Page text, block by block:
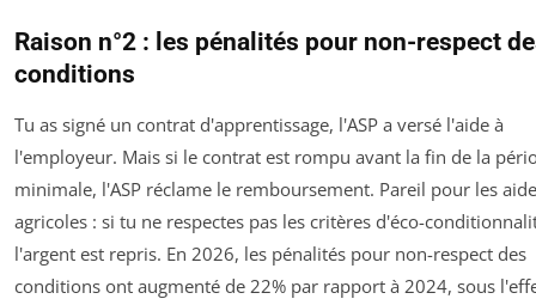
Raison n°2 : les pénalités pour non-respect
conditions
Tu as signé un contrat d'apprentissage, l'ASP a versé l'aide à
l'employeur. Mais si le contrat est rompu avant la fin de la
minimale, l'ASP réclame le remboursement. Pareil pour les
agricoles : si tu ne respectes pas les critères d'éco-
l'argent est repris. En 2026, les pénalités pour non-respect des
conditions ont augmenté de 22% par rapport à 2024, sous